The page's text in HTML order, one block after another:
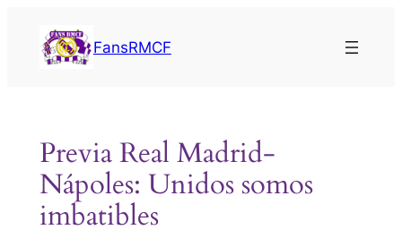
contenido
FansRMCF
Previa Real Madrid-
Nápoles: Unidos somos
imbatibles